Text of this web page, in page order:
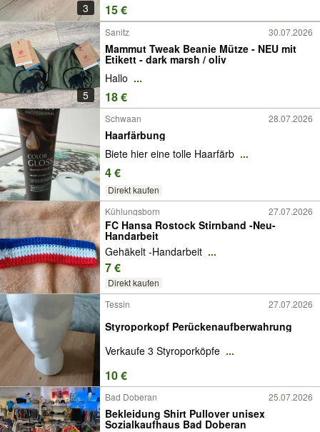
3 15 €
5
Sanitz 30.07.2026
Mammut Tweak Beanie Mütze - NEU mit
Etikett - dark marsh / oliv
Hallo ...
18 €
Schwaan 28.07.2026
Haarfärbung
Biete hier eine tolle Haarfärb ...
4 €
Direkt kaufen
Kühlungsborn
27.07.2026
FC Hansa Rostock Stirnband -Neu-
Handarbeit
Gehäkelt -Handarbeit ...
7 €
Direkt kaufen
Tessin
27.07.2026
Styroporkopf Perückenaufberwahrung
Verkaufe 3 Styroporköpfe ...
10 €
Bad Doberan 25.07.2026
Bekleidung Shirt Pullover unisex
Sozialkaufhaus Bad Doberan